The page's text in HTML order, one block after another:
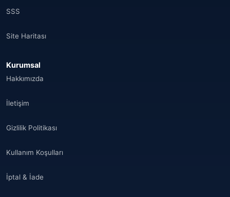
SSS
Site Haritası
Kurumsal
Hakkımızda
İletişim
Gizlilik Politikası
Kullanım Koşulları
İptal & İade